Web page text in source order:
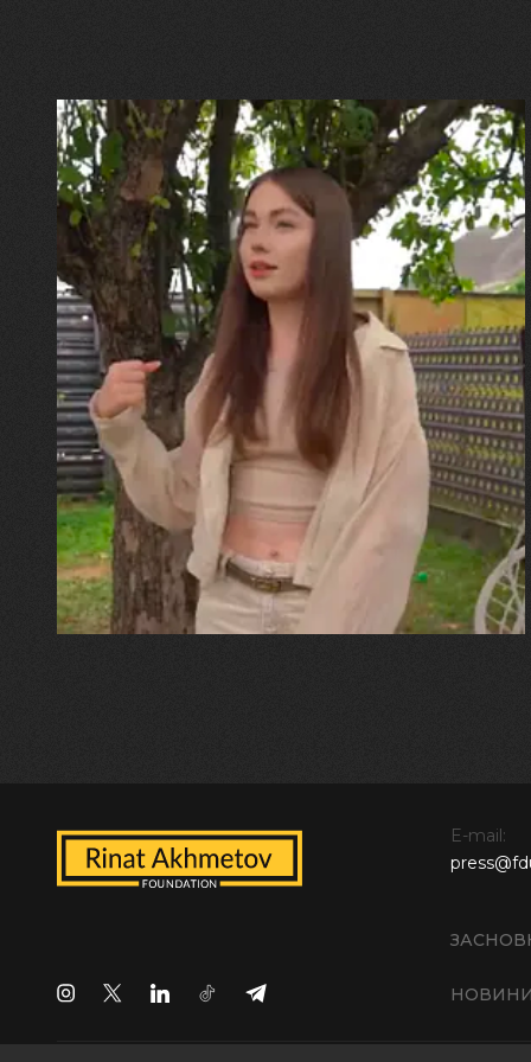
30.07.2026
Калина, Дарина та Віра Папроцькі
"Хвиля була, як від моря,
прозора і велика… Я ледве
встигла схопити племінницю"
E-mail: